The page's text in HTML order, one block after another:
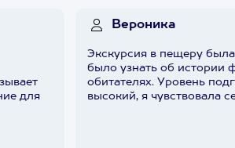
для
Вероника
Экскурсия в пещеру
было узнать об истории
обитателях. Уровень
высокий, я чувствовала